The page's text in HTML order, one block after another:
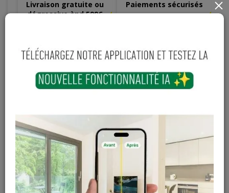
Livraison gratuite ou
dégressive àpd 599€
Paiements sécurisés
35,53€ TTC
+ Ajouter au panier
Magasin / Entrepôt
Gosselies
Court-St-Etienne Hors stock
×